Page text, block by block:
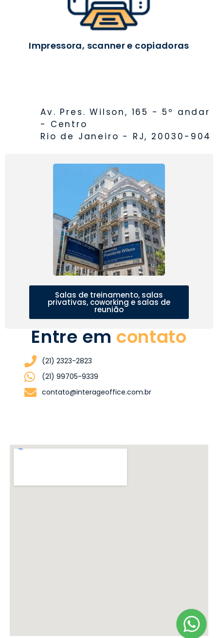
Impressora, scanner e copiadoras
Av. Pres. Wilson, 165 - 5º andar
- Centro
Rio de Janeiro - RJ, 20030-904
Salas de treinamento, salas
privativas, coworking e salas de
reunião
Entre em contato
(21) 2323-2823
(21) 99705-9339
contato@interageoffice.com.br​